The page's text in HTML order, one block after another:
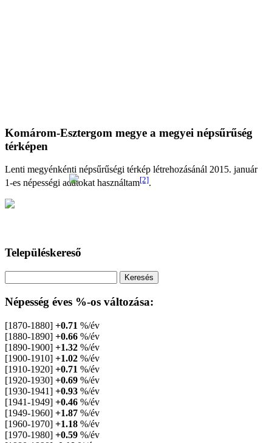
Komárom-Esztergom megye a megyei népsűrűség
térképen
Lenti megyénkénti népsűrűségi térkép létrehozásánál 2015. január
1-es népességi adatokat használtam[2].
Településkereső
Népesség éves %-os változása:
[1870-1880] +0.71 %/év
[1880-1890] +0.66 %/év
[1890-1900] +1.32 %/év
[1900-1910] +1.02 %/év
[1910-1920] +0.71 %/év
[1920-1930] +0.69 %/év
[1930-1941] +0.93 %/év
[1941-1949] +0.46 %/év
[1949-1960] +1.87 %/év
[1960-1970] +1.18 %/év
[1970-1980] +0.59 %/év